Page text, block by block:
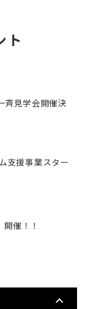
ト
斉見学会開催決
支援事業スター
催！！